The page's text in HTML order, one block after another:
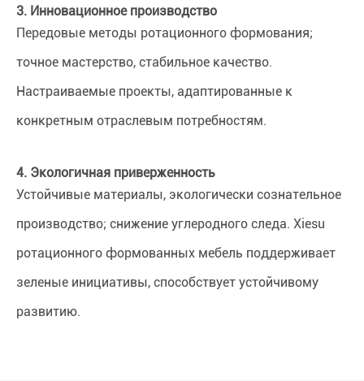
3. Инновационное производство
Передовые методы ротационного формования;
точное мастерство, стабильное качество.
Настраиваемые проекты, адаптированные к
конкретным отраслевым потребностям.
4. Экологичная приверженность
Устойчивые материалы, экологически сознательное
производство; снижение углеродного следа. Xiesu
ротационного формованных мебель поддерживает
зеленые инициативы, способствует устойчивому
развитию.